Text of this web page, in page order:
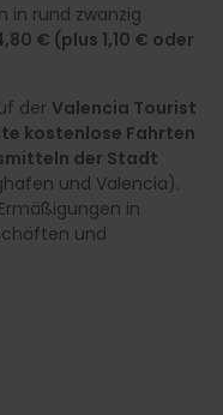
in rund zwanzig
€ (plus 1,10 € oder
der Valencia Tourist
kostenlose Fahrten
der Stadt
und Valencia).
in
und